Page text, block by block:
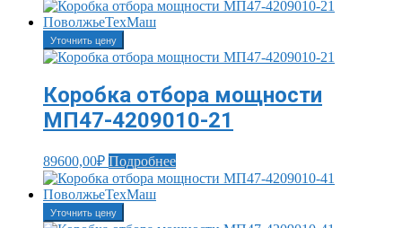
Уточнить цену
Коробка отбора мощности
МП47-4209010-21
89600,00₽ Подробнее
Уточнить цену